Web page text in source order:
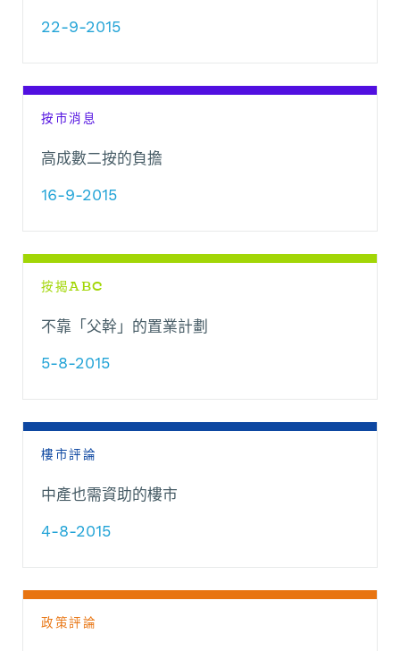
22-9-2015
按市消息
高成數二按的負擔
16-9-2015
按揭ABC
不靠「父幹」的置業計劃
5-8-2015
樓市評論
中產也需資助的樓市
4-8-2015
政策評論